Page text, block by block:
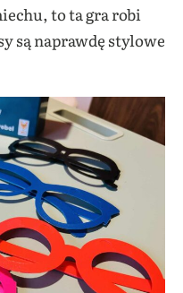
to ta gra robi
są naprawdę stylowe